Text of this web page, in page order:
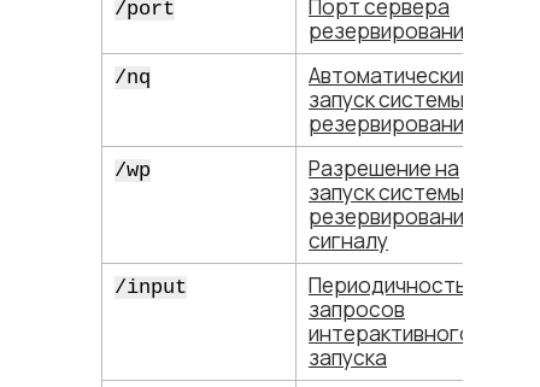
/port
Порт сервера
резервирования
/nq
Автоматический
запуск системы
резервирования
/wp
Разрешение на
запуск системы
резервирования по
сигналу
/input
Периодичность
запросов
интерактивного
запуска